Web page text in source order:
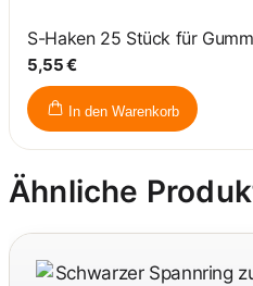
S-Haken 25 Stück für
5,55 €
In den Warenkorb
Ähnliche